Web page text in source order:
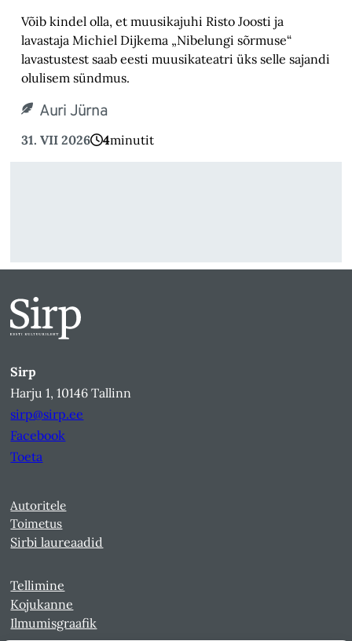
Võib kindel olla, et muusikajuhi Risto Joosti ja
lavastaja Michiel Dijkema „Nibelungi sõrmuse“
lavastustest saab eesti muusikateatri üks selle sajandi
olulisem sündmus.
Auri Jürna
31. VII 2026 4minutit
Sirp
Harju 1, 10146 Tallinn
sirp@sirp.ee
Facebook
Toeta
Autoritele
Toimetus
Sirbi laureaadid
Tellimine
Kojukanne
Ilmumisgraafik